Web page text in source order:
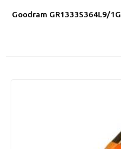
Goodram GR1333S364L9/1G